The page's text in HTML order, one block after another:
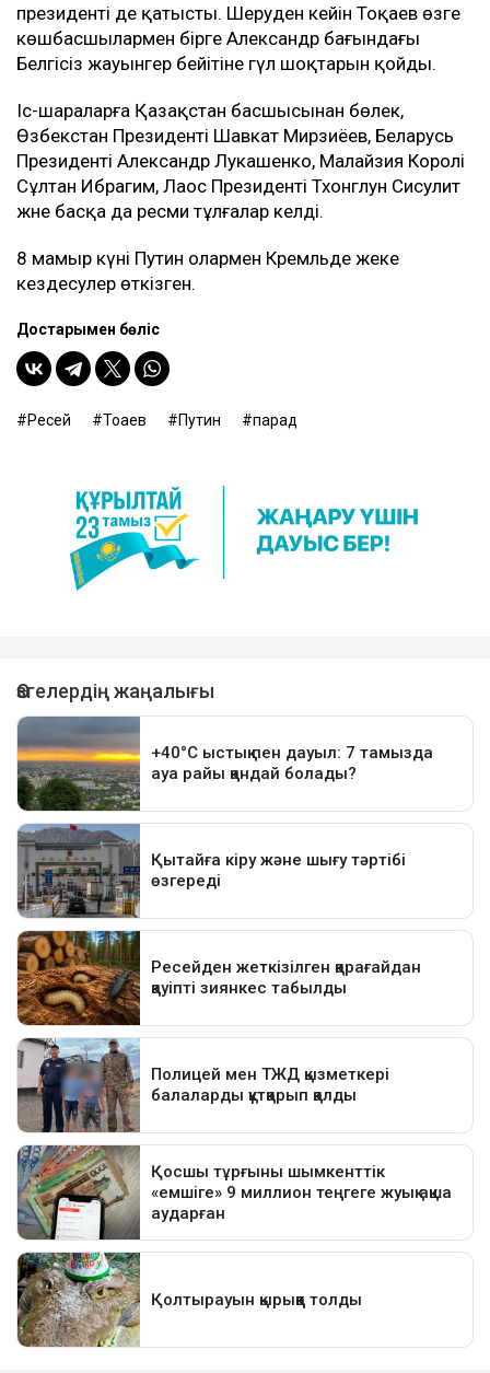
президенті де қатысты. Шеруден кейін Тоқаев өзге
көшбасшылармен бірге Александр бағындағы
Белгісіз жауынгер бейітіне гүл шоқтарын қойды.
Іс-шараларға Қазақстан басшысынан бөлек,
Өзбекстан Президенті Шавкат Мирзиёев, Беларусь
Президенті Александр Лукашенко, Малайзия Королі
Сұлтан Ибрагим, Лаос Президенті Тхонглун Сисулит
және басқа да ресми тұлғалар келді.
8 мамыр күні Путин олармен Кремльде жеке
кездесулер өткізген.
Достарыңмен бөліс
Ресей Тоқаев Путин парад